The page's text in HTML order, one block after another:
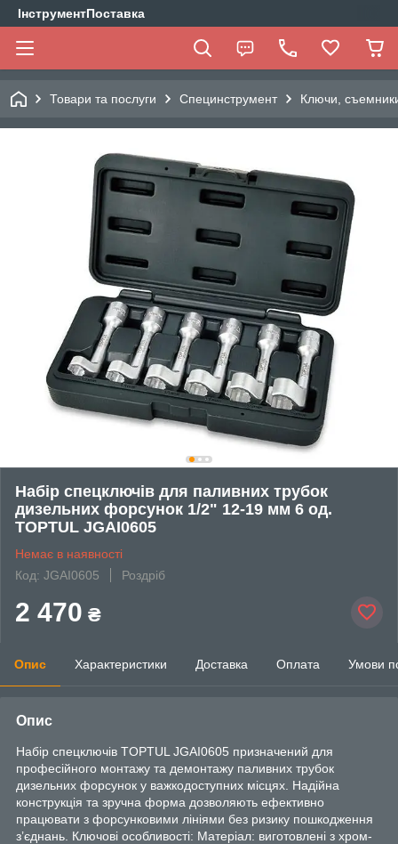
ІнструментПоставка
Товари та послуги Специнструмент Ключи,
Набір спецключів для паливних трубок
дизельних форсунок 1/2" 12-19 мм 6 од.
TOPTUL JGAI0605
Немає в наявності
Код: JGAI0605
Роздріб
2 470 ₴
Опис Характеристики Доставка Оплата Умови
Опис
Набір спецключів TOPTUL JGAI0605 призначений для
професійного монтажу та демонтажу паливних трубок
дизельних форсунок у важкодоступних місцях. Надійна
конструкція та зручна форма дозволяють ефективно
працювати з форсунковими лініями без ризику пошкодження
з’єднань. Ключові особливості: Матеріал: виготовлені з хром-